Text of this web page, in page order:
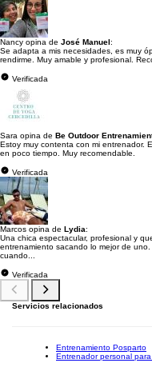
Nancy opina de José Manuel:
Se adapta a mis necesidades, es muy
rendirme. Muy amable y profesional.
Verificada
Sara opina de Be Outdoor
Estoy muy contenta con mi entrenador.
en poco tiempo. Muy recomendable.
Verificada
Marcos opina de Lydia:
Una chica espectacular, profesional y
entrenamiento sacando lo mejor de
cuando...
Verificada
Servicios relacionados
Entrenamiento Posparto
Entrenador personal